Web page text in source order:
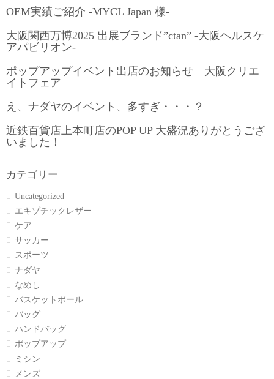
OEM実績ご紹介 -MYCL Japan 様-
大阪関西万博2025 出展ブランド”ctan” -大阪ヘルスケ
アパビリオン-
ポップアップイベント出店のお知らせ 大阪クリエ
イトフェア
え、ナダヤのイベント、多すぎ・・・？
近鉄百貨店上本町店のPOP UP 大盛況ありがとうござ
いました！
カテゴリー
Uncategorized
エキゾチックレザー
ケア
サッカー
スポーツ
ナダヤ
なめし
バスケットボール
バッグ
ハンドバッグ
ポップアップ
ミシン
メンズ